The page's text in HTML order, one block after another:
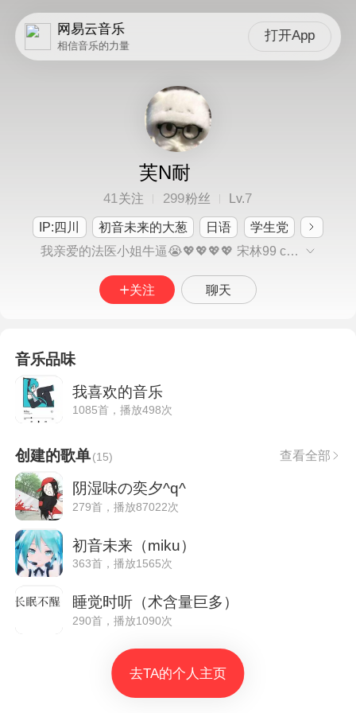
网易云音乐
相信音乐的力量
打开App
芙N耐
41关注 299粉丝 Lv.7
IP:四川 初音未来的大葱 日语
学生党
我亲爱的法医小姐牛逼😭💖💖💖💖 宋林99 cn：芙耐 不要再私自存我图了啊。。。
关注 聊天
音乐品味
我喜欢的音乐
1085首，播放498次
创建的歌单(15) 查看全部
阴湿味の奕夕^q^
279首，播放87022次
初音未来（miku）
363首，播放1565次
睡觉时听（术含量巨多）
290首，播放1090次
去TA的个人主页